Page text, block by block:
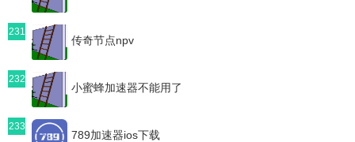
231
传奇节点npv
232
小蜜蜂加速器不能用了
233
789加速器ios下载